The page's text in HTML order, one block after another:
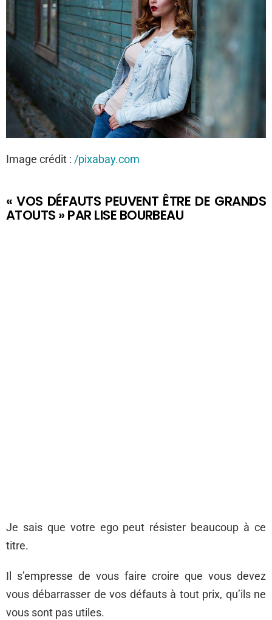
Image crédit : /pixabay.com
« VOS DÉFAUTS PEUVENT ÊTRE DE GRANDS
ATOUTS » PAR LISE BOURBEAU
Je sais que votre ego peut résister beaucoup à ce
titre.
Il s’empresse de vous faire croire que vous devez
vous débarrasser de vos défauts à tout prix, qu’ils ne
vous sont pas utiles.